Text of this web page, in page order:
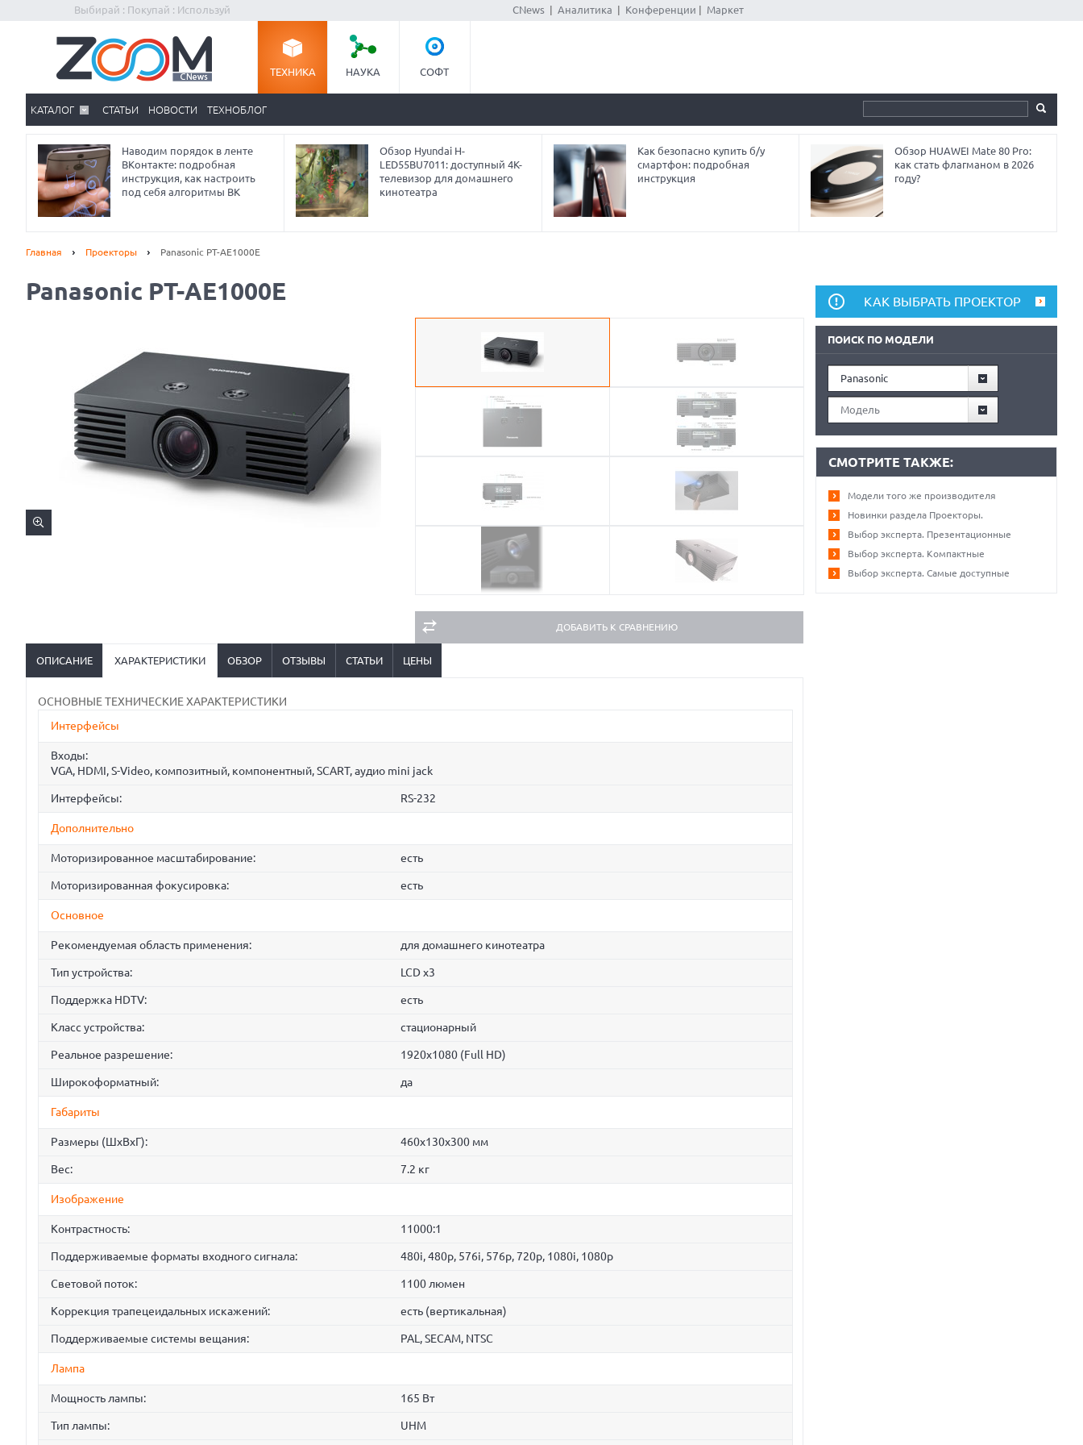
Выбирай : Покупай : Используй CNews| Аналитика Конференции Маркет
ТЕХНИКА НАУКА СОФТ
КАТАЛОГ СТАТЬИ НОВОСТИ ТЕХНОБЛОГ
Наводим порядок в ленте
ВКонтакте: подробная
инструкция, как настроить
под себя алгоритмы ВК
Обзор Hyundai H-
LED55BU7011: доступный 4K-
телевизор для домашнего
кинотеатра
Как безопасно купить б/у
смартфон: подробная
инструкция
Обзор HUAWEI Mate 80 Pro:
как стать флагманом в 2026
году?
Главная Проекторы Panasonic PT-AE1000E
Panasonic PT-AE1000E
ДОБАВИТЬ К СРАВНЕНИЮ
ОПИСАНИЕ ХАРАКТЕРИСТИКИ ОБЗОР ОТЗЫВЫ СТАТЬИ ЦЕНЫ
ОСНОВНЫЕ ТЕХНИЧЕСКИЕ ХАРАКТЕРИСТИКИ
Интерфейсы
Входы:
VGA, HDMI, S-Video, композитный, компонентный, SCART, аудио mini jack
Интерфейсы: RS-232
Дополнительно
Моторизированное масштабирование: есть
Моторизированная фокусировка: есть
Основное
Рекомендуемая область применения: для домашнего кинотеатра
Тип устройства: LCD x3
Поддержка HDTV: есть
Класс устройства: стационарный
Реальное разрешение: 1920x1080 (Full HD)
Широкоформатный: да
Габариты
Размеры (ШxВxГ): 460x130x300 мм
Вес: 7.2 кг
Изображение
Контрастность: 11000:1
Поддерживаемые форматы входного сигнала: 480i, 480p, 576i, 576p, 720p, 1080i, 1080p
Световой поток: 1100 люмен
Коррекция трапецеидальных искажений: есть (вертикальная)
Поддерживаемые системы вещания: PAL, SECAM, NTSC
Лампа
Мощность лампы: 165 Вт
Тип лампы: UHM
КАК ВЫБРАТЬ ПРОЕКТОР
ПОИСК ПО МОДЕЛИ
Panasonic
Модель
СМОТРИТЕ ТАКЖЕ:
Модели того же производителя
Новинки раздела Проекторы.
Выбор эксперта. Презентационные
Выбор эксперта. Компактные
Выбор эксперта. Самые доступные